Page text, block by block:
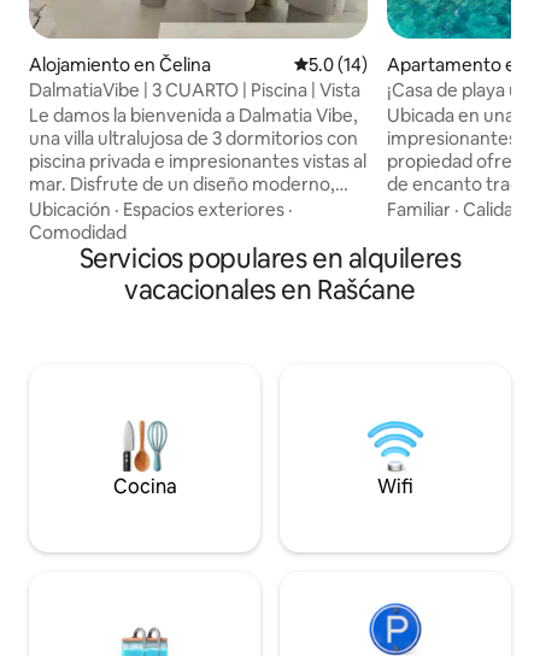
Alojamiento en Čelina Calificación promedio: 5.0 de
5.0 (14)
DalmatiaVibe | 3 CUARTO | Piscina | Vista
Le damos la bienvenida a Dalmatia Vibe,
una villa ultralujosa de 3 dormitorios con
piscina privada e impresionantes vistas al
mar. Disfrute de un diseño moderno,
total privacidad y comodidad con un
espacio habitable abierto, una cocina
totalmente equipada, aire
acondicionado, Wi-Fi de alta velocidad y
una terraza perfecta para contemplar
Ubicación · Espacios exteriores ·
Comodidad
Apartamento en
¡Casa de playa
bahía aislada!
Ubicada en una
impresionantes
propiedad ofrece
de encanto
moderna. Esta
una ubicación tan
despertarte con
del mar, a pocos
verdaderamente
Familiar ·Calidad-
Servicios populares en alquileres
vacacionales en Rašćane
Cocina Wifi